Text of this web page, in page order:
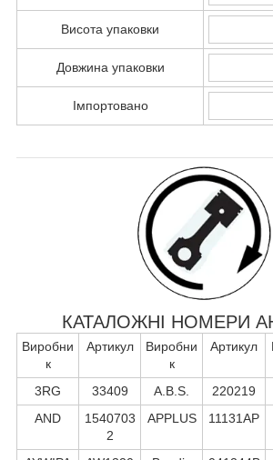
Висота упаковки
Довжина упаковки
Імпортовано
КАТАЛОЖНІ НОМЕРИ
Виробни
к
Артикул
Виробни
к
Артикул
3RG 33409 A.B.S. 220219
AND
1540703
2
APPLUS 11131AP